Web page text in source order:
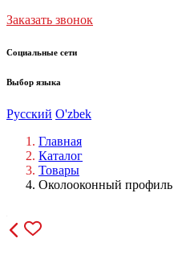
Заказать звонок
Социальные сети
Выбор языка
Русский O'zbek
Главная
Каталог
Товары
Околооконный